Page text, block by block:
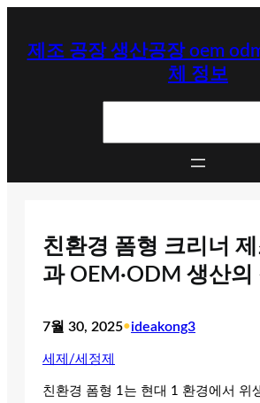
제조 공장 생산공장 oem
체 정보
친환경 폼형 크리너
과 OEM·ODM 생산의
7월 30, 2025•ideakong3
세제/세정제
친환경 폼형 1는 현대 1 환경에서 위